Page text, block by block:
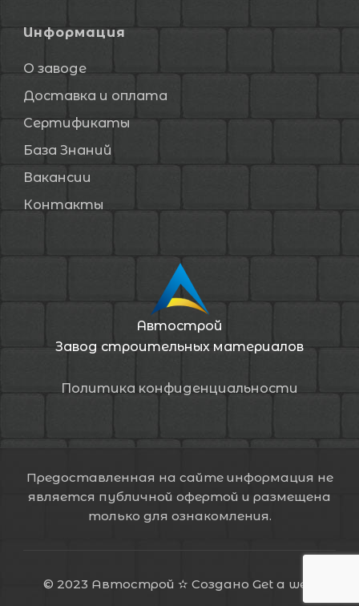
Информация
О заводе
Доставка и оплата
Сертификаты
База Знаний
Вакансии
Контакты
Автострой
Завод строительных материалов
Политика конфиденциальности
Предоставленная на сайте информация не
является публичной офертой и размещена
только для ознакомления.
© 2023 Автострой ✫ Создано Get a web